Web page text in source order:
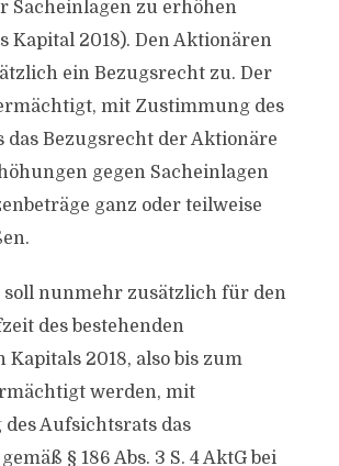
Sacheinlagen zu erhöhen
Kapital 2018). Den Aktionären
ein Bezugsrecht zu. Der
mit Zustimmung des
Bezugsrecht der Aktionäre
gegen Sacheinlagen
ganz oder teilweise
soll nunmehr zusätzlich für den
des bestehenden
Kapitals 2018, also bis zum
werden, mit
Aufsichtsrats das
§ 186 Abs. 3 S. 4 AktG bei